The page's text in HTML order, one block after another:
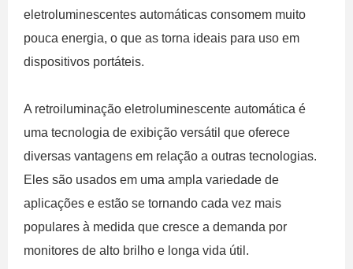
eletroluminescentes automáticas consomem muito
pouca energia, o que as torna ideais para uso em
dispositivos portáteis.
A retroiluminação eletroluminescente automática é
uma tecnologia de exibição versátil que oferece
diversas vantagens em relação a outras tecnologias.
Eles são usados ​​em uma ampla variedade de
aplicações e estão se tornando cada vez mais
populares à medida que cresce a demanda por
monitores de alto brilho e longa vida útil.